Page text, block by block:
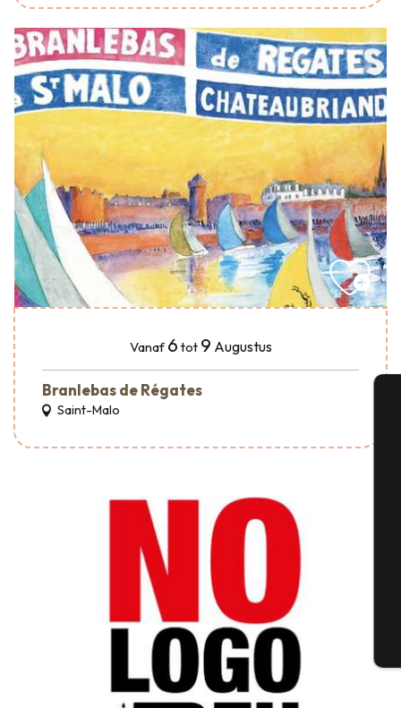
Vanaf 6 tot 9 Augustus
Branlebas de Régates
Saint-Malo